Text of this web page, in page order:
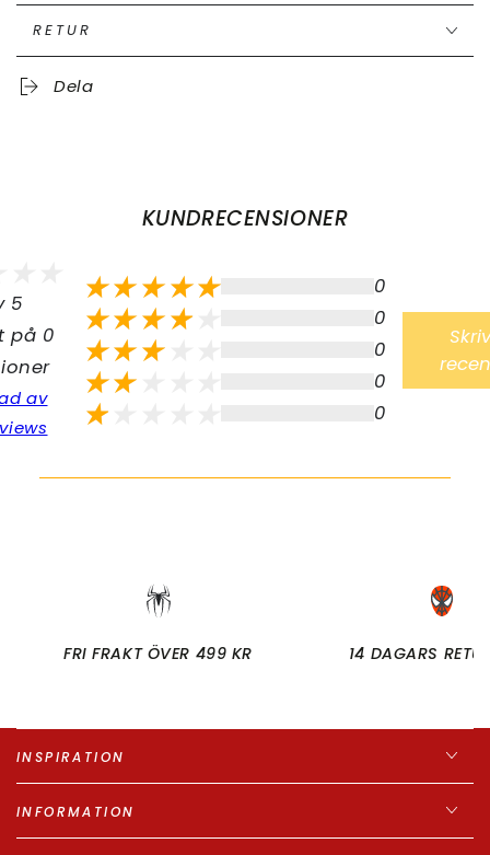
RETUR
Dela
KUNDRECENSIONER
5
på 0
av
0
0
0
0
0
FRI FRAKT ÖVER 499 KR 14 DAGARS
INSPIRATION
INFORMATION